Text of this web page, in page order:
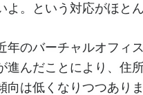
よ。という対応がほとん
年のバーチャルオフィ
進んだことにより、住
向は低くなりつつありま